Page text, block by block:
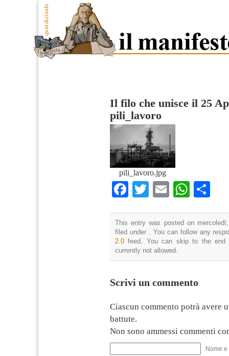
Il filo che unisce il 25
pili_lavoro
pili_lavoro.jpg
Facebook
TwitterEmail
This entry was posted on
filed under . You can follow any
2.0 feed. You can skip to the end
currently not allowed.
Scrivi un commento
Ciascun commento potrà avere
battute.
Non sono ammessi commenti
Nome